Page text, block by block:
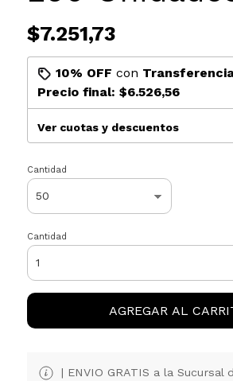
$7.251,73
10% OFF con
Precio final: $6.526,56
Ver cuotas y descuentos
Cantidad
Cantidad
AGREGAR AL
| ENVIO GRATIS a la Sucursal